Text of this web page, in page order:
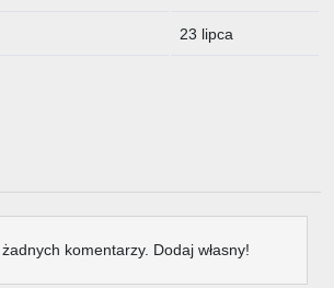
23 lipca
komentarzy. Dodaj własny!